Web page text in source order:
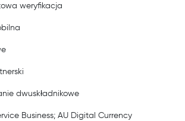
weryfikacja
dwuskładnikowe
Business; AU Digital Currency